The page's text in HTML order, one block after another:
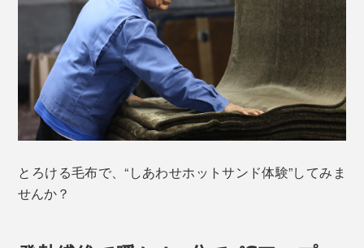
とろける毛布で、“しあわせホットサンド体験”してみま
せんか？